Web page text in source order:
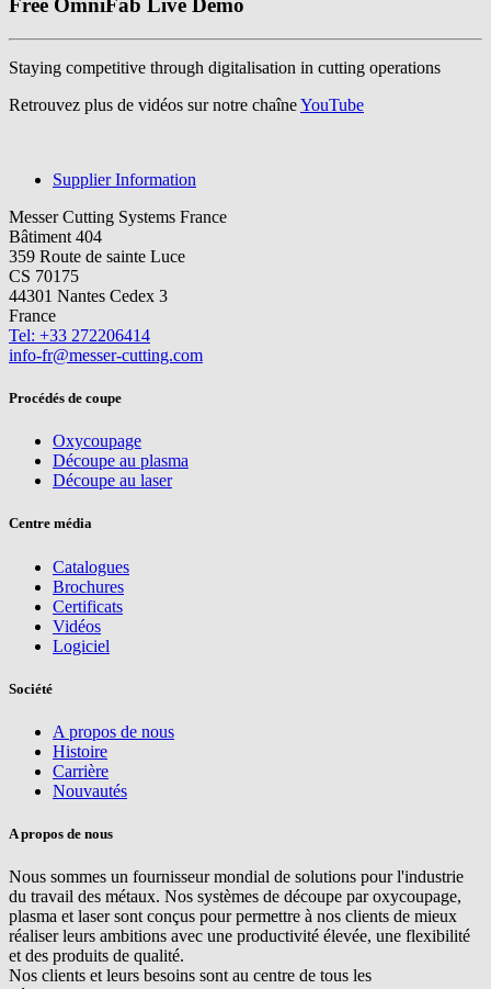
Free OmniFab Live Demo
Staying competitive through digitalisation in cutting operations
Retrouvez plus de vidéos sur notre chaîneYouTube
Supplier Information
Messer Cutting Systems France
Bâtiment 404
359 Route de sainte Luce
CS 70175
44301 Nantes Cedex 3
France
Tel: +33 272206414
info-fr@messer-cutting.com
Procédés de coupe
Oxycoupage
Découpe au plasma
Découpe au laser
Centre média
Catalogues
Brochures
Certificats
Vidéos
Logiciel
Société
A propos de nous
Histoire
Carrière
Nouvautés
A propos de nous
Nous sommes un fournisseur mondial de solutions pour l'industrie
du travail des métaux. Nos systèmes de découpe par oxycoupage,
plasma et laser sont conçus pour permettre à nos clients de mieux
réaliser leurs ambitions avec une productivité élevée, une flexibilité
et des produits de qualité.
Nos clients et leurs besoins sont au centre de tous les